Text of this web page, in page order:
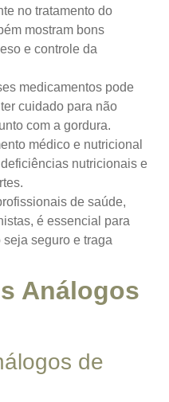
no tratamento do
mostram bons
e controle da
medicamentos pode
cuidado para não
com a gordura.
médico e nutricional
nutricionais e
de saúde,
é essencial para
seguro e traga
Análogos
de